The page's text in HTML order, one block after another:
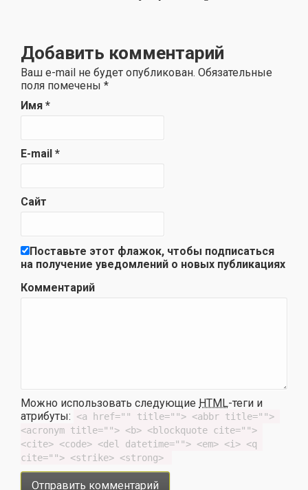
Добавить комментарий
Ваш e-mail не будет опубликован. Обязательные
поля помечены *
Имя *
E-mail *
Сайт
Поставьте этот флажок, чтобы подписаться
на получение уведомлений о новых публикациях
Комментарий
Можно использовать следующие HTML-теги и
атрибуты: <a href="" title=""> <abbr title="">
<acronym title=""> <b> <blockquote cite="">
<cite> <code> <del datetime=""> <em> <i> <q
cite=""> <strike> <strong>